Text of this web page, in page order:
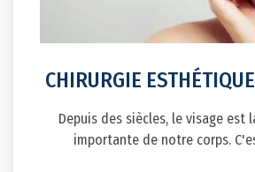
CHIRURGIE
Depuis des siècles, le visage est
importante de notre corps.